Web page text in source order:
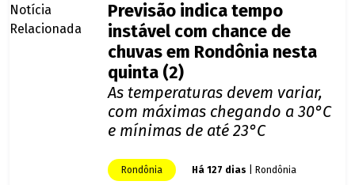
Previsão indica tempo
instável com chance de
chuvas em Rondônia nesta
quinta (2)
As temperaturas devem variar,
com máximas chegando a 30°C
e mínimas de até 23°C
Rondônia Há 127 dias | Rondônia